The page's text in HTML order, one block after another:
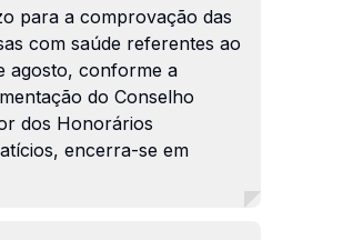
para a comprovação das
com saúde referentes ao
agosto, conforme a
do Conselho
dos Honorários
encerra-se em